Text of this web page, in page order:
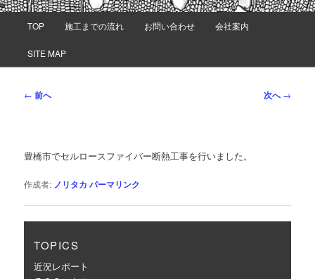
TOP 施工までの流れ お問い合わせ 会社案内
SITE MAP
投
ゲ
シ
← 前へ 次へ→
豊橋市でセルロースファイバー断熱工事を行いました。
作成者: ノリタカ パーマリンク
TOPICS
近況レポート